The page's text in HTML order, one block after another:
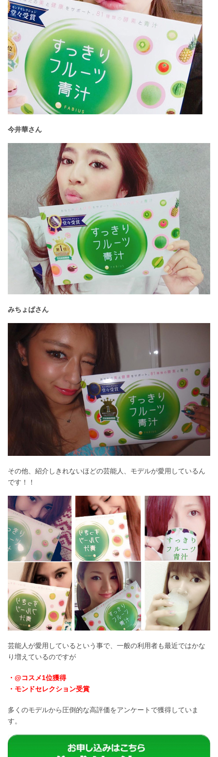
今井華さん
みちょぱさん
その他、紹介しきれないほどの芸能人、モデルが愛用しているん
です！！
芸能人が愛用しているという事で、一般の利用者も最近ではかな
り増えているのですが
・@コスメ1位獲得
・モンドセレクション受賞
多くのモデルから圧倒的な高評価をアンケートで獲得していま
す。